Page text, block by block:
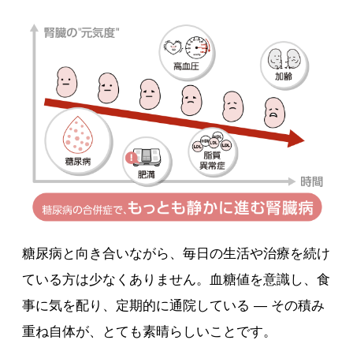
糖尿病と向き合いながら、毎日の生活や治療を続け
ている方は少なくありません。血糖値を意識し、食
事に気を配り、定期的に通院している — その積み
重ね自体が、とても素晴らしいことです。